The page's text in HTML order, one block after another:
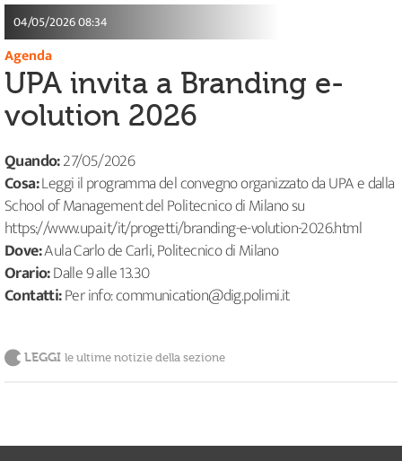
04/05/2026 08:34
Agenda
UPA invita a Branding e-
volution 2026
Quando:27/05/2026
Cosa:Leggi il programma del convegno organizzato da UPA e dalla
School of Management del Politecnico di Milano su
https://www.upa.it/it/progetti/branding-e-volution-2026.html
Dove:Aula Carlo de Carli, Politecnico di Milano
Orario:Dalle 9 alle 13.30
Contatti:Per info: communication@dig.polimi.it
LEGGI le ultime notizie della sezione